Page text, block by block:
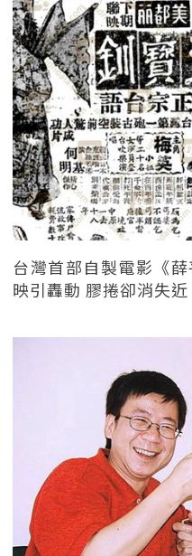
台灣首部自製電影《
映引轟動 膠捲卻消失